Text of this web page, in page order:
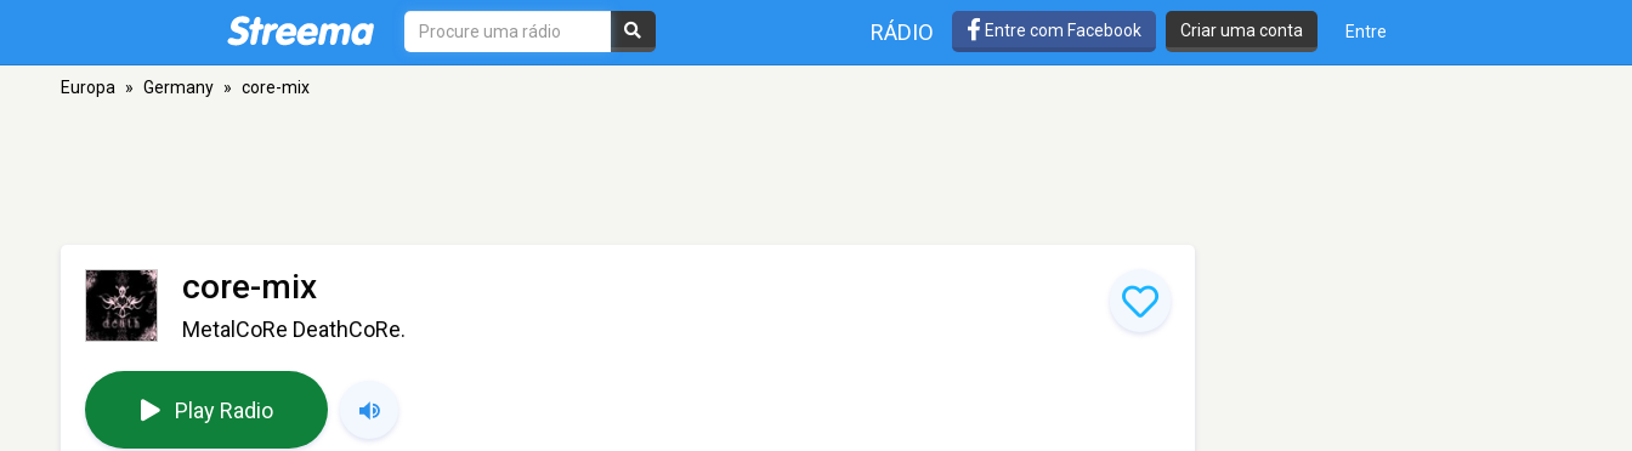
RÁDIO Entre com Facebook Criar uma conta Entre
Europa » Germany » core-mix
core-mix
MetalCoRe DeathCoRe.
Play Radio